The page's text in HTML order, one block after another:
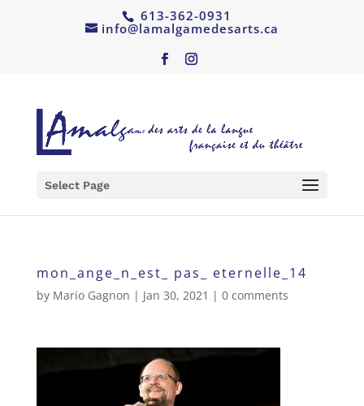
613-362-0931
info@lamalgamedesarts.ca
Select Page
mon_ange_n_est_ pas_ eternelle_14
by Mario Gagnon | Jan 30, 2021 | 0 comments